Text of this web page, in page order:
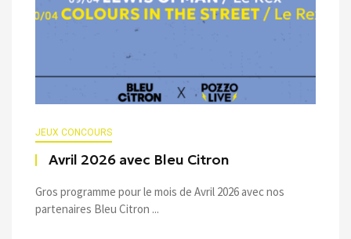
JEUX CONCOURS
Avril 2026 avec Bleu Citron
Gros programme pour le mois de Avril 2026 avec nos
partenaires Bleu Citron ...